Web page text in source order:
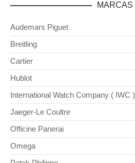
MARCAS
Audemars Piguet
Breitling
Cartier
Hublot
International Watch Company ( IWC )
Jaeger-Le Coultre
Officine Panerai
Omega